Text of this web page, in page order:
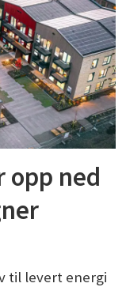
opp ned
til levert energi